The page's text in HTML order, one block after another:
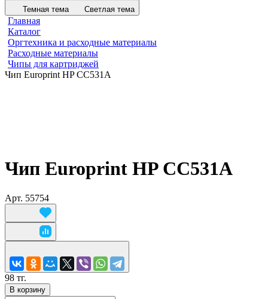
Темная тема Светлая тема
Главная
Каталог
Оргтехника и расходные материалы
Расходные материалы
Чипы для картриджей
Чип Europrint HP CC531A
Чип Europrint HP CC531A
Арт. 55754
98 тг.
В корзину